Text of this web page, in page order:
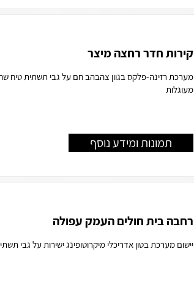
קירות חדר רחצה מיצר
מערכת רזינה-פלקס בגוון צהבהב חם על גבי תשתית טיח
מעוגלות
תמונות ומידע נוסף
רחבה בית חולים העמק עפולה
יישום מערכת בטון אדריכלי מיקרוטופינג ישירות על גבי